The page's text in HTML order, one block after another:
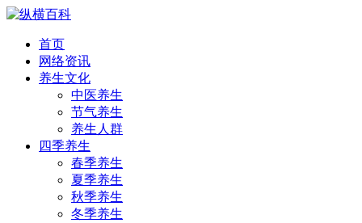
首页
网络资讯
养生文化
中医养生
节气养生
养生人群
四季养生
春季养生
夏季养生
秋季养生
冬季养生